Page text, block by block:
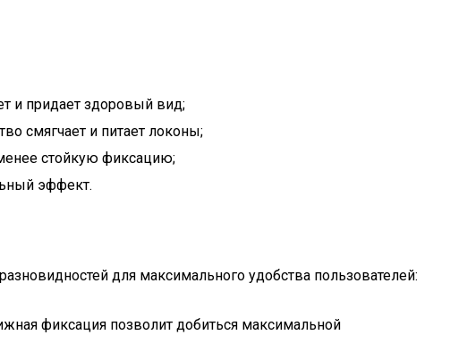
и придает здоровый вид;
смягчает и питает локоны;
стойкую фиксацию;
эффект.
для максимального удобства пользователей:
фиксация позволит добиться максимальной